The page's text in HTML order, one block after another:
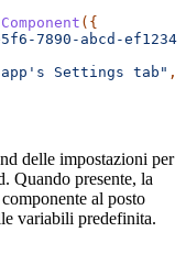
({
7890-abcd-
Settings tab" ,
delle impostazioni per
Quando presente, la
al posto
variabili predefinita.